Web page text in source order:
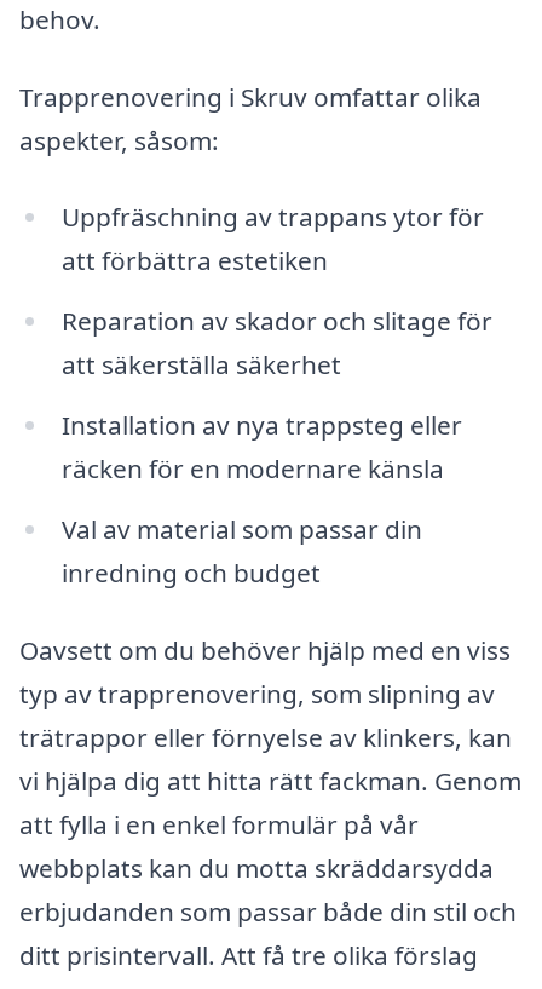
behov.
Trapprenovering i Skruv omfattar olika
aspekter, såsom:
Uppfräschning av trappans ytor för
att förbättra estetiken
Reparation av skador och slitage för
att säkerställa säkerhet
Installation av nya trappsteg eller
räcken för en modernare känsla
Val av material som passar din
inredning och budget
Oavsett om du behöver hjälp med en viss
typ av trapprenovering, som slipning av
trätrappor eller förnyelse av klinkers, kan
vi hjälpa dig att hitta rätt fackman. Genom
att fylla i en enkel formulär på vår
webbplats kan du motta skräddarsydda
erbjudanden som passar både din stil och
ditt prisintervall. Att få tre olika förslag